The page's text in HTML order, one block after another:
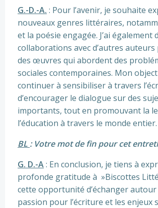
G.-D.-A. : Pour l’avenir, je souhaite
nouveaux genres littéraires,
et la poésie engagée. J’ai également
collaborations avec d’autres
des œuvres qui abordent des
sociales contemporaines. Mon
continuer à sensibiliser à travers
d’encourager le dialogue sur des
importants, tout en promouvant la
l’éducation à travers le monde entier.
BL : Votre mot de fin pour cet
G. D.-A: En conclusion, je tiens à
profonde gratitude à »Biscottes
cette opportunité d’échanger autour
passion pour l’écriture et les enjeux